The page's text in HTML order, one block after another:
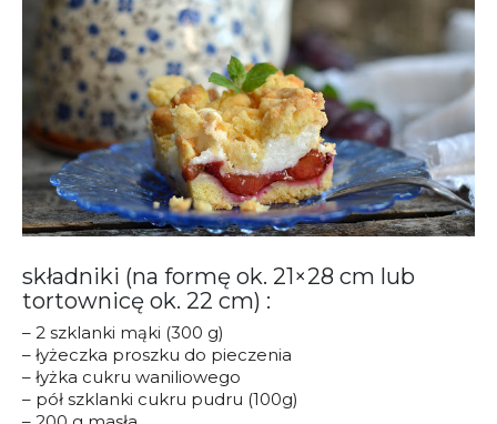
składniki (na formę ok. 21×28 cm lub
tortownicę ok. 22 cm) :
– 2 szklanki mąki (300 g)
– łyżeczka proszku do pieczenia
– łyżka cukru waniliowego
– pół szklanki cukru pudru (100g)